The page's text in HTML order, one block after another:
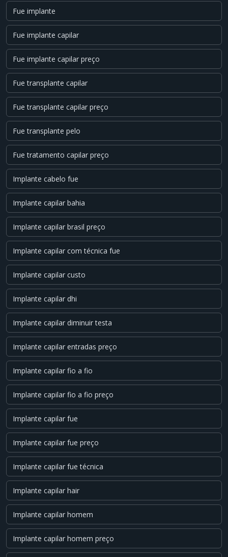
Fue implante
Fue implante capilar
Fue implante capilar preço
Fue transplante capilar
Fue transplante capilar preço
Fue transplante pelo
Fue tratamento capilar preço
Implante cabelo fue
Implante capilar bahia
Implante capilar brasil preço
Implante capilar com técnica fue
Implante capilar custo
Implante capilar dhi
Implante capilar diminuir testa
Implante capilar entradas preço
Implante capilar fio a fio
Implante capilar fio a fio preço
Implante capilar fue
Implante capilar fue preço
Implante capilar fue técnica
Implante capilar hair
Implante capilar homem
Implante capilar homem preço